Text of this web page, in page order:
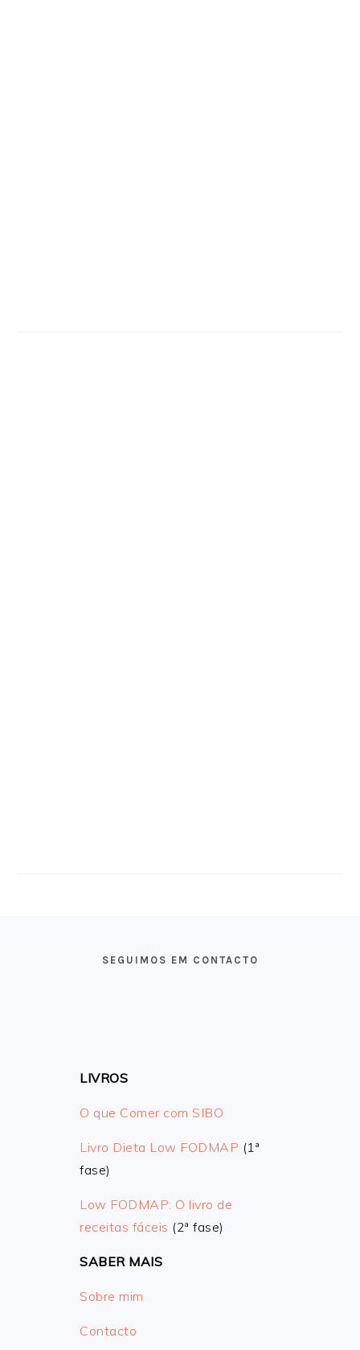
SEGUIMOS EM CONTACTO
LIVROS
O que Comer com SIBO
Livro Dieta Low FODMAP (1ª
fase)
Low FODMAP: O livro de
receitas fáceis (2ª fase)
SABER MAIS
Sobre mim
Contacto